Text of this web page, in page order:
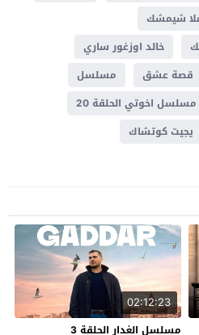
شيمشك
خالد اوزغور ساري
قصة عشق
مسلسل
مسلسل اخوتي الحلقة 20
يجيت كوتشاك
02:12:23
مسلسل الغدار الحلقة 3